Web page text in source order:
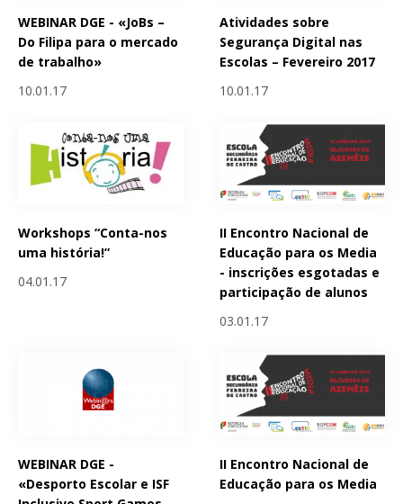
WEBINAR DGE - «JoBs –
Do Filipa para o mercado
de trabalho»
10.01.17
Atividades sobre
Segurança Digital nas
Escolas – Fevereiro 2017
10.01.17
Workshops “Conta-nos
uma história!”
04.01.17
II Encontro Nacional de
Educação para os Media
- inscrições esgotadas e
participação de alunos
03.01.17
WEBINAR DGE -
«Desporto Escolar e ISF
II Encontro Nacional de
Educação para os Media